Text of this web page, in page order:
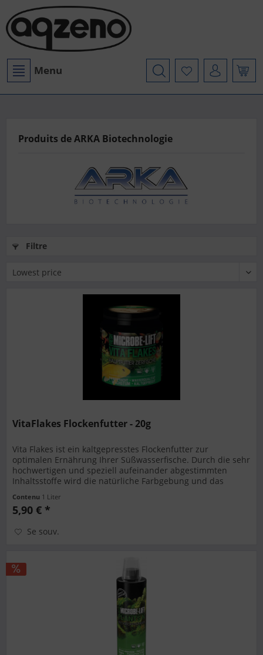
Menu
Produits de ARKA Biotechnologie
Filtre
VitaFlakes Flockenfutter - 20g
Vita Flakes ist ein kaltgepresstes Flockenfutter zur
optimalen Ernährung Ihrer Süßwasserfische. Durch die sehr
hochwertigen und speziell aufeinander abgestimmten
Inhaltsstoffe wird die natürliche Farbgebung und das
Contenu 1 Liter
5,90 € *
Se souv.